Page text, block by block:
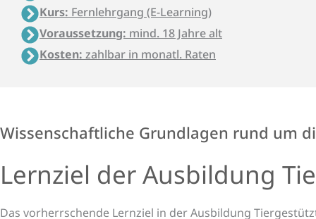
Kurs: Fernlehrgang (E-Learning)
Voraussetzung: mind. 18 Jahre alt
Kosten: zahlbar in monatl. Raten
Wissenschaftliche Grundlagen rund um
Lernziel der Aus­bildung
Das vorherrschende Lernziel in der Ausbildung